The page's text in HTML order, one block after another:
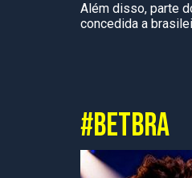
Além disso, parte
concedida a
#BETBRA